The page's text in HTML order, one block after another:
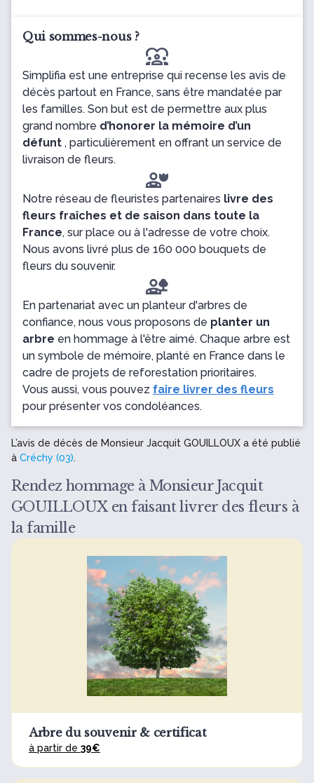
Qui sommes-nous ?
diversity_1
Simplifia est une entreprise qui recense les avis de
décès partout en France, sans être mandatée par
les familles. Son but est de permettre aux plus
grand nombre d’honorer la mémoire d’un
défunt , particulièrement en offrant un service de
livraison de fleurs.
Notre réseau de fleuristes partenaires livre des
fleurs fraîches et de saison dans toute la
France, sur place ou à l'adresse de votre choix.
Nous avons livré plus de 160 000 bouquets de
fleurs du souvenir.
En partenariat avec un planteur d'arbres de
confiance, nous vous proposons de planter un
arbre en hommage à l'être aimé. Chaque arbre est
un symbole de mémoire, planté en France dans le
cadre de projets de reforestation prioritaires.
Vous aussi, vous pouvez faire livrer des fleurs
pour présenter vos condoléances.
L’avis de décès de Monsieur Jacquit GOUILLOUX a été publié
à Créchy (03).
Rendez hommage à Monsieur Jacquit
GOUILLOUX en faisant livrer des fleurs à
la famille
Arbre du souvenir & certificat
à partir de 39€